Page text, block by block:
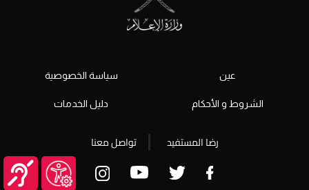
عين
الشروط و الأحكام
سياسة الخصوصية
دليل الخدمات
رضا المستفيد تواصل معنا